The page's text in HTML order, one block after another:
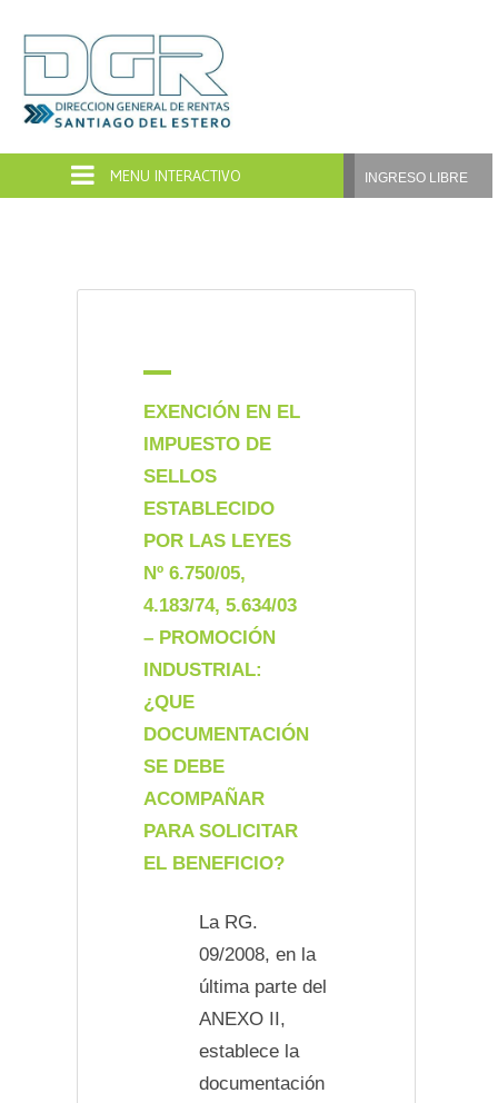
INGRESO LIBRE
A
EXENCIÓN EN EL
IMPUESTO DE
SELLOS
ESTABLECIDO
POR LAS LEYES
Nº 6.750/05,
4.183/74, 5.634/03
– PROMOCIÓN
INDUSTRIAL:
¿QUE
DOCUMENTACIÓN
SE DEBE
ACOMPAÑAR
PARA SOLICITAR
EL BENEFICIO?
La RG.
09/2008, en la
última parte del
ANEXO II,
establece la
documentación